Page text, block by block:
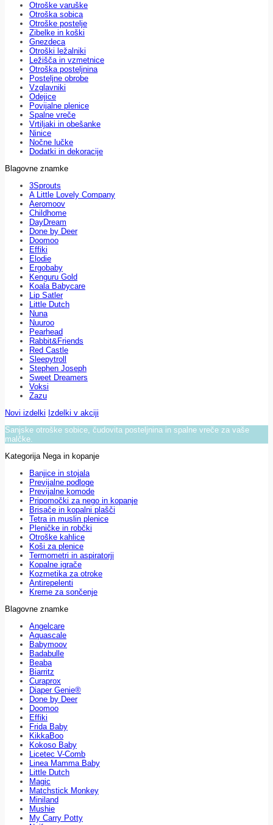
Otroške varuške
Otroška sobica
Otroške postelje
Zibelke in koški
Gnezdeca
Otroški ležalniki
Ležišča in vzmetnice
Otroška posteljnina
Posteljne obrobe
Vzglavniki
Odejice
Povijalne plenice
Spalne vreče
Vrtiljaki in obešanke
Ninice
Nočne lučke
Dodatki in dekoracije
Blagovne znamke
3Sprouts
A Little Lovely Company
Aeromoov
Childhome
DayDream
Done by Deer
Doomoo
Effiki
Elodie
Ergobaby
Kenguru Gold
Koala Babycare
Lip Satler
Little Dutch
Nuna
Nuuroo
Pearhead
Rabbit&Friends
Red Castle
Sleepytroll
Stephen Joseph
Sweet Dreamers
Voksi
Zazu
Novi izdelki Izdelki v akciji
Sanjske otroške sobice, čudovita posteljnina in spalne vreče za vaše
malčke.
Kategorija Nega in kopanje
Banjice in stojala
Previjalne podloge
Previjalne komode
Pripomočki za nego in kopanje
Brisače in kopalni plašči
Tetra in muslin plenice
Pleničke in robčki
Otroške kahlice
Koši za plenice
Termometri in aspiratorji
Kopalne igrače
Kozmetika za otroke
Antirepelenti
Kreme za sončenje
Blagovne znamke
Angelcare
Aquascale
Babymoov
Badabulle
Beaba
Biarritz
Curaprox
Diaper Genie®
Done by Deer
Doomoo
Effiki
Frida Baby
KikkaBoo
Kokoso Baby
Licetec V-Comb
Linea Mamma Baby
Little Dutch
Magic
Matchstick Monkey
Miniland
Mushie
My Carry Potty